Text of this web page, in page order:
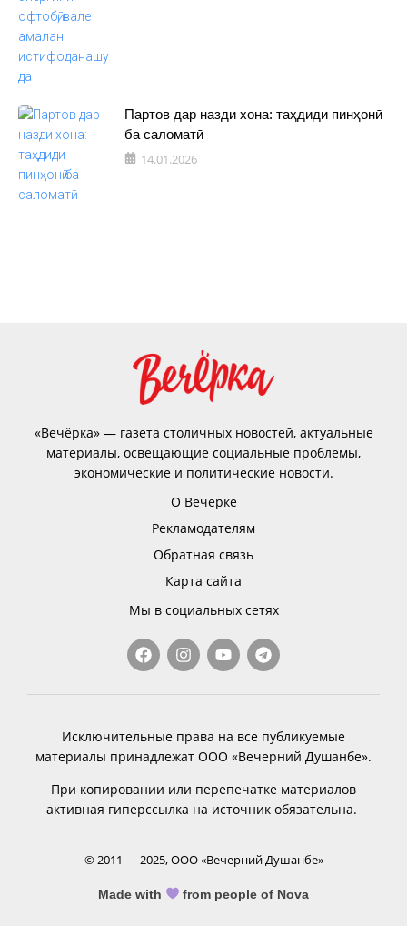
Партов дар назди хона: таҳдиди пинҳонӣ
ба саломатӣ
14.01.2026
«Вечёрка» — газета столичных новостей, актуальные
материалы, освещающие социальные проблемы,
экономические и политические новости.
О Вечёрке
Рекламодателям
Обратная связь
Карта сайта
Мы в социальных сетях
Исключительные права на все публикуемые
материалы принадлежат ООО «Вечерний Душанбе».
При копировании или перепечатке материалов
активная гиперссылка на источник обязательна.
© 2011 — 2025, ООО «Вечерний Душанбе»
Made with from people of Nova